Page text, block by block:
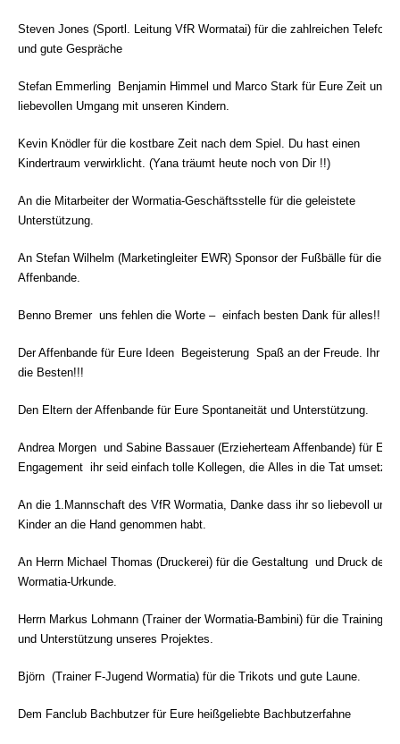
Steven Jones (Sportl. Leitung VfR Wormatai) für die zahlreichen
und gute Gespräche
Stefan Emmerling  Benjamin Himmel und Marco Stark für Eure Zeit und
liebevollen Umgang mit unseren Kindern.
Kevin Knödler für die kostbare Zeit nach dem Spiel. Du hast einen
Kindertraum verwirklicht. (Yana träumt heute noch von Dir !!)
An die Mitarbeiter der Wormatia-Geschäftsstelle für die geleistete
Unterstützung.
An Stefan Wilhelm (Marketingleiter EWR) Sponsor der Fußbälle für die
Affenbande.
Benno Bremer  uns fehlen die Worte – einfach besten Dank für alles!!
Der Affenbande für Eure Ideen  Begeisterung  Spaß an der Freude. Ihr
die Besten!!!
Den Eltern der Affenbande für Eure Spontaneität und Unterstützung.
Andrea Morgen und Sabine Bassauer (Erzieherteam Affenbande) für Euer
Engagement  ihr seid einfach tolle Kollegen, die Alles in die Tat
An die 1.Mannschaft des VfR Wormatia, Danke dass ihr so liebevoll
Kinder an die Hand genommen habt.
An Herrn Michael Thomas (Druckerei) für die Gestaltung und Druck der
Wormatia-Urkunde.
Herrn Markus Lohmann (Trainer der Wormatia-Bambini) für die
und Unterstützung unseres Projektes.
Björn (Trainer F-Jugend Wormatia) für die Trikots und gute Laune.
Dem Fanclub Bachbutzer für Eure heißgeliebte Bachbutzerfahne